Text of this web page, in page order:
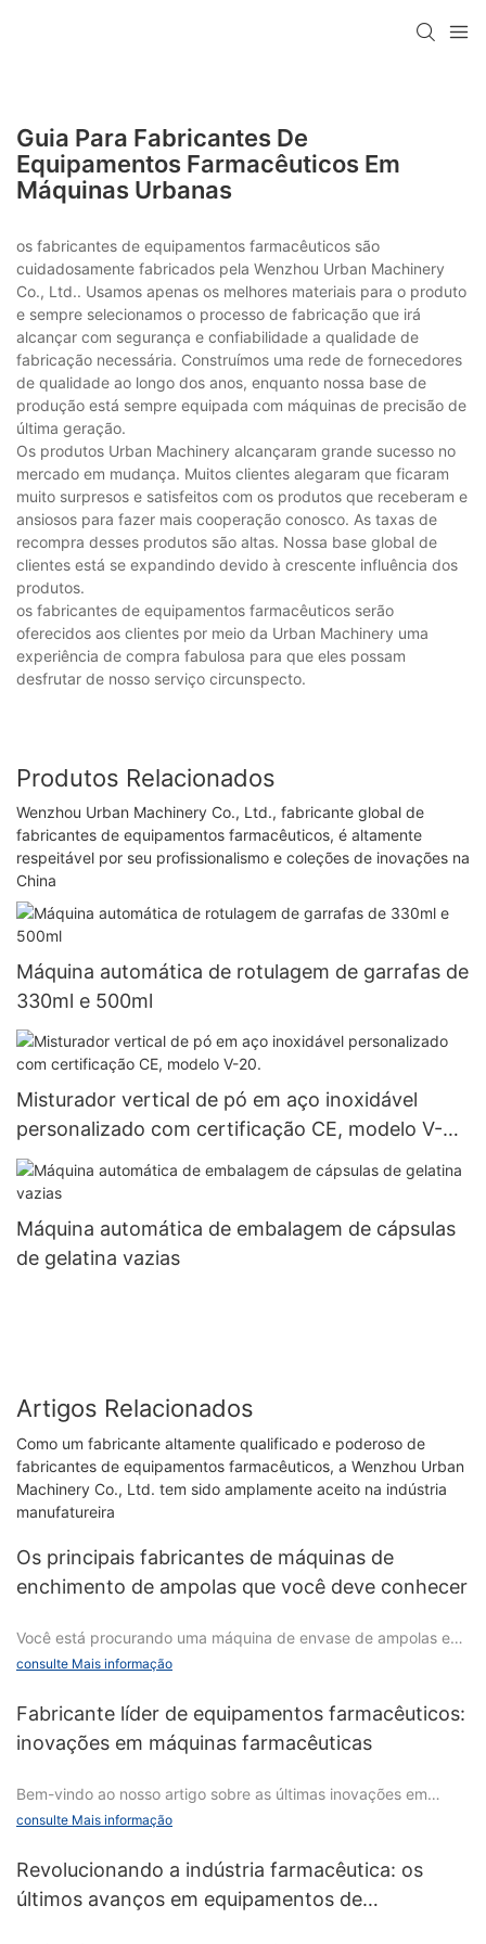
Guia Para Fabricantes De
Equipamentos Farmacêuticos Em
Máquinas Urbanas
os fabricantes de equipamentos farmacêuticos são
cuidadosamente fabricados pela Wenzhou Urban Machinery
Co., Ltd.. Usamos apenas os melhores materiais para o produto
e sempre selecionamos o processo de fabricação que irá
alcançar com segurança e confiabilidade a qualidade de
fabricação necessária. Construímos uma rede de fornecedores
de qualidade ao longo dos anos, enquanto nossa base de
produção está sempre equipada com máquinas de precisão de
última geração.
Os produtos Urban Machinery alcançaram grande sucesso no
mercado em mudança. Muitos clientes alegaram que ficaram
muito surpresos e satisfeitos com os produtos que receberam e
ansiosos para fazer mais cooperação conosco. As taxas de
recompra desses produtos são altas. Nossa base global de
clientes está se expandindo devido à crescente influência dos
produtos.
os fabricantes de equipamentos farmacêuticos serão
oferecidos aos clientes por meio da Urban Machinery uma
experiência de compra fabulosa para que eles possam
desfrutar de nosso serviço circunspecto.
Produtos Relacionados
Wenzhou Urban Machinery Co., Ltd., fabricante global de
fabricantes de equipamentos farmacêuticos, é altamente
respeitável por seu profissionalismo e coleções de inovações na
China
Máquina automática de rotulagem de garrafas de
330ml e 500ml
Misturador vertical de pó em aço inoxidável
personalizado com certificação CE, modelo V-
20.
Máquina automática de embalagem de cápsulas
de gelatina vazias
Artigos Relacionados
Como um fabricante altamente qualificado e poderoso de
fabricantes de equipamentos farmacêuticos, a Wenzhou Urban
Machinery Co., Ltd. tem sido amplamente aceito na indústria
manufatureira
Os principais fabricantes de máquinas de
enchimento de ampolas que você deve conhecer
Você está procurando uma máquina de envase de ampolas e
não sabe por onde começar? Não procure mais! Compilamos
ampolas que estão causando sucesso no setor. Quer você seja
um profissional experiente ou esteja apenas começando, essas
empresas oferecem tecnologia inovadora e qualidade de alto
você quiser ficar à frente do jogo e acompanhar as últimas
tendências em enchimento de ampolas, continue lendo para
consulte Mais informação
Fabricante líder de equipamentos farmacêuticos:
inovações em máquinas farmacêuticas
Bem-vindo ao nosso artigo sobre as últimas inovações em
máquinas farmacêuticas do fabricante líder de equipamentos
avanços de ponta que estão revolucionando a indústria
processos de fabricação inovadores, nos aprofundaremos nas
consulte Mais informação
Revolucionando a indústria farmacêutica: os
últimos avanços em equipamentos de